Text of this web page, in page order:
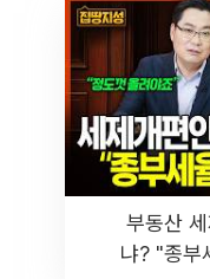
부동산
냐? "종부